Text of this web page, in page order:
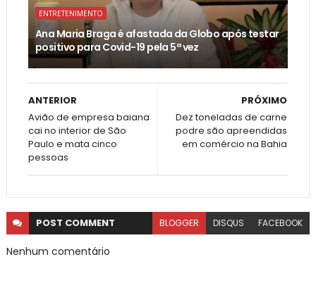
ENTRETENIMENTO
Ana Maria Braga é afastada da Globo após testar
positivo para Covid-19 pela 5ª vez
PRÓXIMO
Dez toneladas de carne
podre são apreendidas
em comércio na Bahia
ANTERIOR
Avião de empresa baiana
cai no interior de São
Paulo e mata cinco
pessoas
POST COMMENT BLOGGER DISQUS FACEBOOK
Nenhum comentário